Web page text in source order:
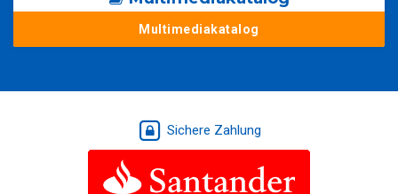
Multimediakatalog
Sichere Zahlung